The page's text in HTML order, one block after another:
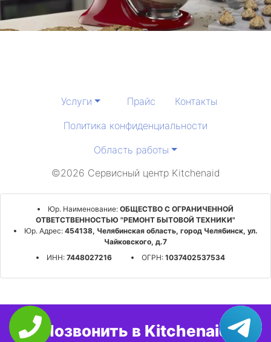
Услуги Прайс
Контакты
Политика конфиденциальности
Область работы
©2026 Сервисный центр Kitchenaid
Юр. Наименование: ОБЩЕСТВО С ОГРАНИЧЕННОЙ
ОТВЕТСТВЕННОСТЬЮ "РЕМОНТ БЫТОВОЙ ТЕХНИКИ"
Юр. Адрес:454138, Челябинская область, город Челябинск, ул.
Чайковского, д.7
ИНН: 7448027216 ОГРН: 1037402537534
Позвонить в Kitchenaid